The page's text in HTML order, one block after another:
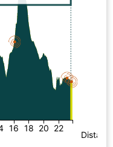
16 18 20 22